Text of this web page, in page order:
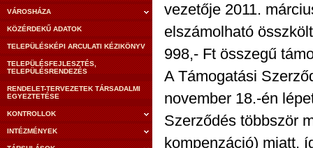
VÁROSHÁZA
KÖZÉRDEKŰ ADATOK
TELEPÜLÉSKÉPI ARCULATI KÉZIKÖNYV
TELEPÜLÉSFEJLESZTÉS,
TELEPÜLÉSRENDEZÉS
RENDELET-TERVEZETEK TÁRSADALMI
EGYEZTETÉSE
KONTROLLOK
INTÉZMÉNYEK
vezetője 2011.
elszámolható
998,- Ft összegű
A Támogatási
november 18.-én
Szerződés többször
kompenzáció) miatt,